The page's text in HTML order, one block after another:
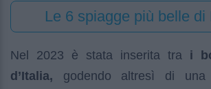
Le 6 spiagge più belle di
Nel 2023 è stata inserita tra i
d’Italia, godendo altresì di